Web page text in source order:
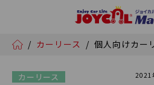
/ カーリース / 個人向けカー
カーリース 2021